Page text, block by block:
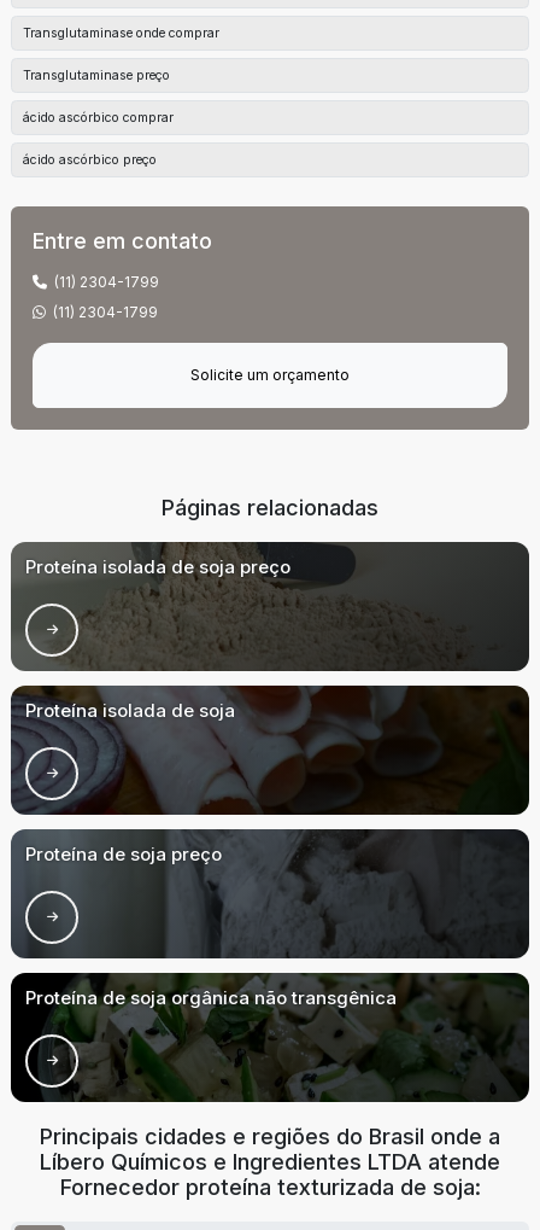
Transglutaminase onde comprar
Transglutaminase preço
ácido ascórbico comprar
ácido ascórbico preço
Entre em contato
(11) 2304-1799
(11) 2304-1799
Solicite um orçamento
Páginas relacionadas
Proteína isolada de soja preço
Proteína isolada de soja
Proteína de soja preço
Proteína de soja orgânica não transgênica
Principais cidades e regiões do Brasil onde a
Líbero Químicos e Ingredientes LTDA atende
Fornecedor proteína texturizada de soja: